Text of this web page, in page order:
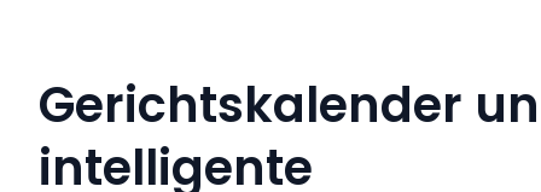
Gerichtskalender
intelligente